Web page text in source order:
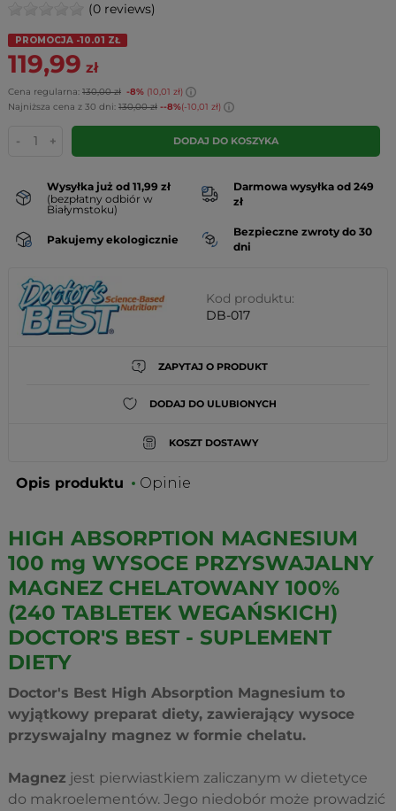
(0 reviews)
PROMOCJA -10.01 ZŁ
119,99 zł
Cena regularna: 130,00 zł -8% (10,01 zł)
Najniższa cena z 30 dni: 130,00 zł --8%(-10,01 zł)
- + DODAJ DO KOSZYKA
Wysyłka już od 11,99 zł
(bezpłatny odbiór w
Białymstoku)
Darmowa wysyłka od 249
zł
Pakujemy ekologicznie
Bezpieczne zwroty do 30
dni
Kod produktu:
DB-017
ZAPYTAJ O PRODUKT
DODAJ DO ULUBIONYCH
KOSZT DOSTAWY
Opis produktu Opinie
HIGH ABSORPTION MAGNESIUM
100 mg WYSOCE PRZYSWAJALNY
MAGNEZ CHELATOWANY 100%
(240 TABLETEK WEGAŃSKICH)
DOCTOR'S BEST - SUPLEMENT
DIETY
Doctor's Best High Absorption Magnesium to
wyjątkowy preparat diety, zawierający wysoce
przyswajalny magnez w formie chelatu.
Magnez jest pierwiastkiem zaliczanym w dietetyce
do makroelementów. Jego niedobór może prowadzić